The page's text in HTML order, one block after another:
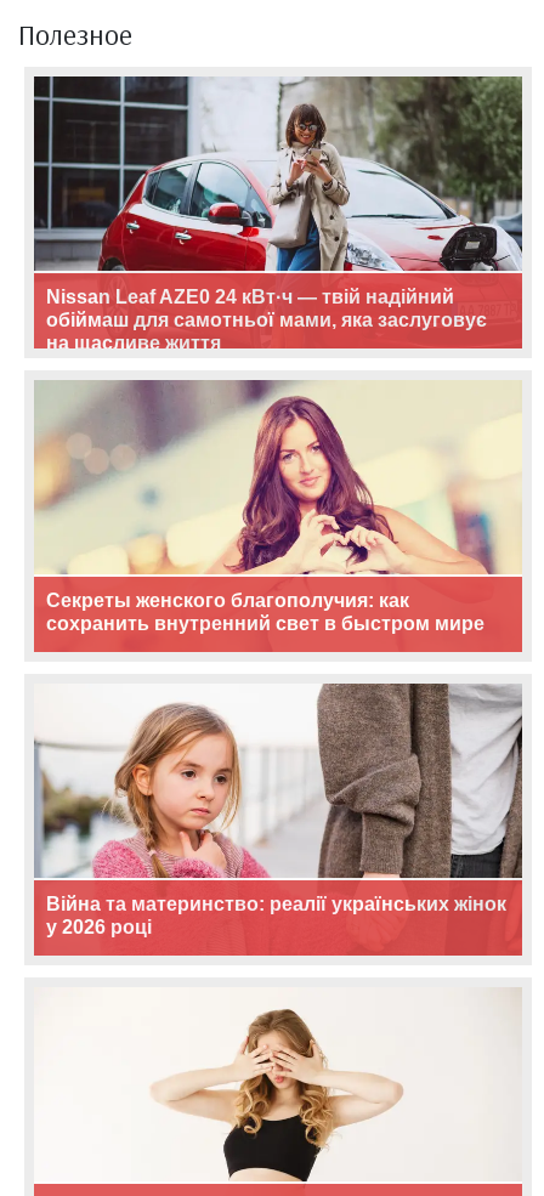
Полезное
Nissan Leaf AZE0 24 кВт·ч — твій надійний
обіймаш для самотньої мами, яка заслуговує
на щасливе життя
Секреты женского благополучия: как
сохранить внутренний свет в быстром мире
Війна та материнство: реалії українських жінок
у 2026 році